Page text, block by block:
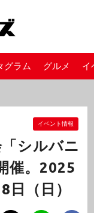
グラム グルメ イ
イベント情報
シルバニ
催。2025
（日）